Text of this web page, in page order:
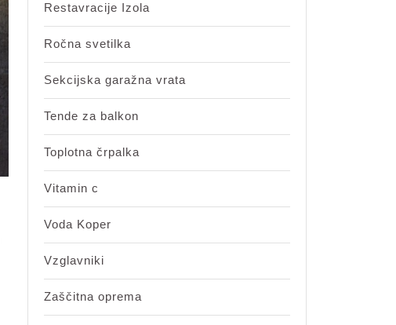
Restavracije Izola
Ročna svetilka
Sekcijska garažna vrata
Tende za balkon
Toplotna črpalka
Vitamin c
Voda Koper
Vzglavniki
Zaščitna oprema